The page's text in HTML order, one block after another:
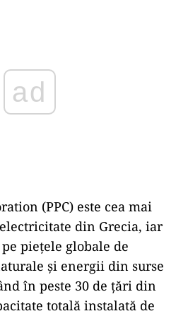
(PPC) este cea mai
din Grecia, iar
pieţele globale de
şi energii din surse
în peste 30 de ţări din
totală instalată de